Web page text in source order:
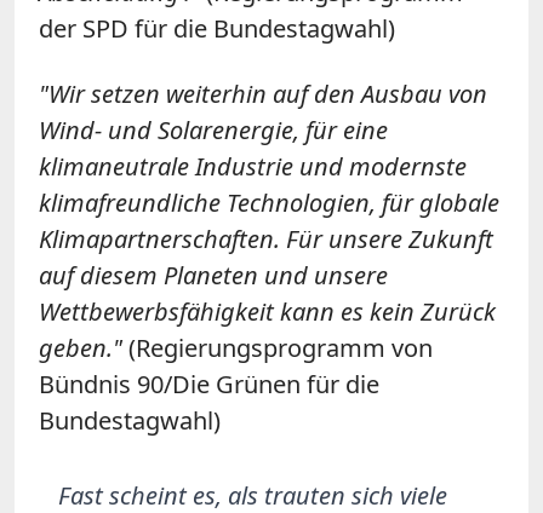
der SPD für die Bundestagwahl)
"Wir setzen weiterhin auf den Ausbau von
Wind- und Solarenergie, für eine
klimaneutrale Industrie und modernste
klimafreundliche Technologien, für globale
Klimapartnerschaften. Für unsere Zukunft
auf diesem Planeten und unsere
Wettbewerbsfähigkeit kann es kein Zurück
geben."(Regierungsprogramm von
Bündnis 90/Die Grünen für die
Bundestagwahl)
Fast scheint es, als trauten sich viele